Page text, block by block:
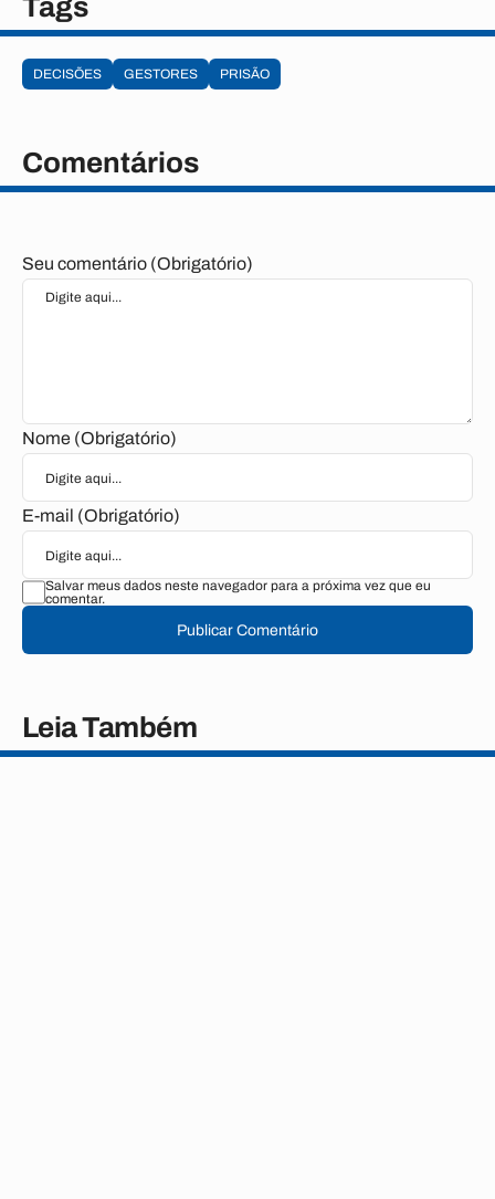
Tags
DECISÕES GESTORES PRISÃO
Comentários
Seu comentário (Obrigatório)
Nome (Obrigatório)
E-mail (Obrigatório)
Salvar meus dados neste navegador para a próxima vez que eu
comentar.
Publicar Comentário
Leia Também